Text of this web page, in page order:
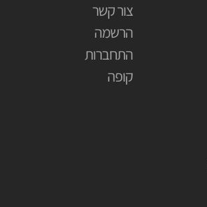
צור קשר
הרשמה
התחברות
קופה